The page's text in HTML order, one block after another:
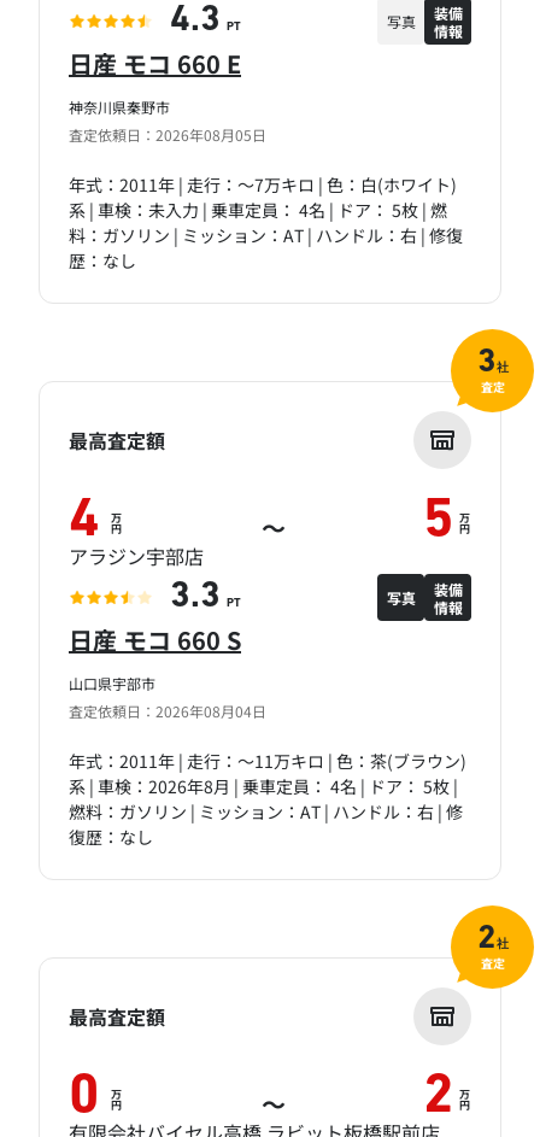
神奈川県秦野市
査定依頼日：2026年08月05日
日産 モコ 660 E
年式：2011年 | 走行：～7万キロ | 色：白(ホワイト)
系 | 車検：未入力 | 乗車定員： 4名 | ドア： 5枚 | 燃
料：ガソリン | ミッション：AT | ハンドル：右 | 修復
歴：なし
4.3 PT 写真
装備
情報
山口県宇部市
査定依頼日：2026年08月04日
日産 モコ 660 S
年式：2011年 | 走行：～11万キロ | 色：茶(ブラウン)
系 | 車検：2026年8月 | 乗車定員： 4名 | ドア： 5枚 |
燃料：ガソリン | ミッション：AT | ハンドル：右 | 修
復歴：なし
最高査定額
4 万
円 ～ 5 万
円
アラジン宇部店
3.3 PT 写真
装備
情報
3社
査定
最高査定額
0 万
円 ～ 2 万
円
2社
査定